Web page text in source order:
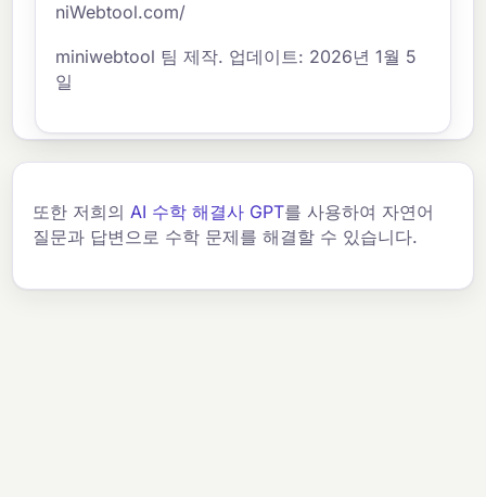
niWebtool.com/
miniwebtool 팀 제작. 업데이트: 2026년 1월 5
일
또한 저희의AI 수학 해결사 GPT를 사용하여 자연어
질문과 답변으로 수학 문제를 해결할 수 있습니다.